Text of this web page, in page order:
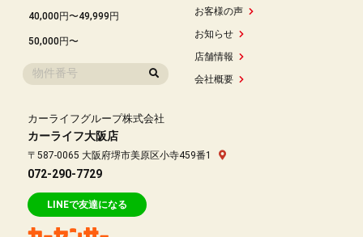
40,000円〜49,999円
50,000円〜
お客様の声
お知らせ
店舗情報
会社概要
カーライフグループ株式会社
カーライフ大阪店
〒587-0065 大阪府堺市美原区小寺459番1
072-290-7729
LINEで友達になる